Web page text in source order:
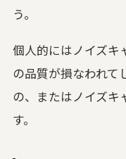
う。
個人的にはノイズキ
の品質が損なわれて
の、またはノイズキ
す。